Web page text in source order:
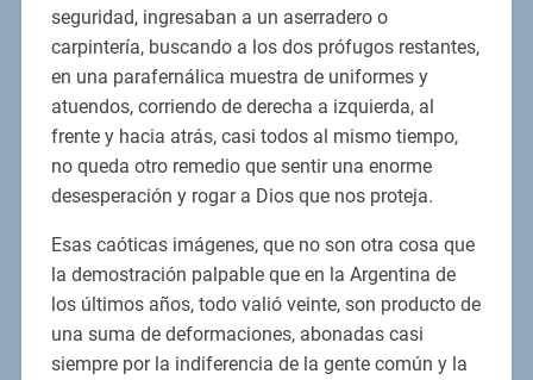
seguridad, ingresaban a un aserradero o
carpintería, buscando a los dos prófugos restantes,
en una parafernálica muestra de uniformes y
atuendos, corriendo de derecha a izquierda, al
frente y hacia atrás, casi todos al mismo tiempo,
no queda otro remedio que sentir una enorme
desesperación y rogar a Dios que nos proteja.
Esas caóticas imágenes, que no son otra cosa que
la demostración palpable que en la Argentina de
los últimos años, todo valió veinte, son producto de
una suma de deformaciones, abonadas casi
siempre por la indiferencia de la gente común y la